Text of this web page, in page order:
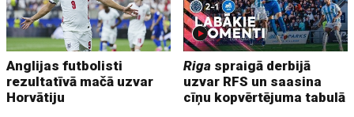
Anglijas futbolisti
rezultatīvā mačā uzvar
Horvātiju
Riga spraigā derbijā
uzvar RFS un saasina
cīņu kopvērtējuma tabulā